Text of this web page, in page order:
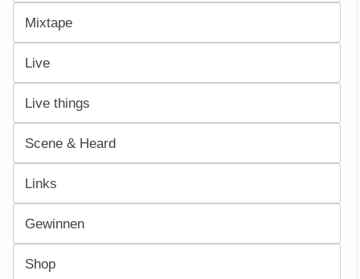
Mixtape
Live
Live things
Scene & Heard
Links
Gewinnen
Shop